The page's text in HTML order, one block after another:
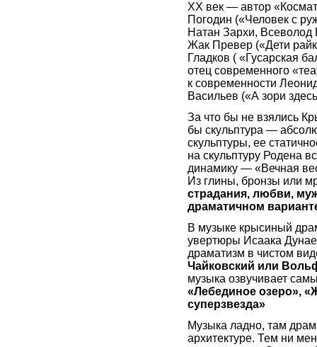
ХХ век — автор
Погодин («Человек с
Натан Зархи, Всеволод
Жак Превер («Дети
Гладков ( «Гусарская
отец современного
к современности
Васильев («А зори
За что бы не взялись
бы скульптура —
скульптуры, ее
на скульптуру Родена
динамику — «Вечная
Из глины, бронзы или
страдания, любви,
драматичном
В музыке крысиный
увертюры Исаака
драматизм в чистом
Чайковский или
музыка озвучивает
«Лебединое озеро»,
суперзвезда»
Музыка ладно, там
архитектуре. Тем ни